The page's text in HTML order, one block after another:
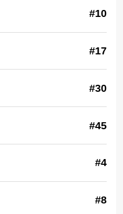
#10
#17
#30
#45
#4
#8